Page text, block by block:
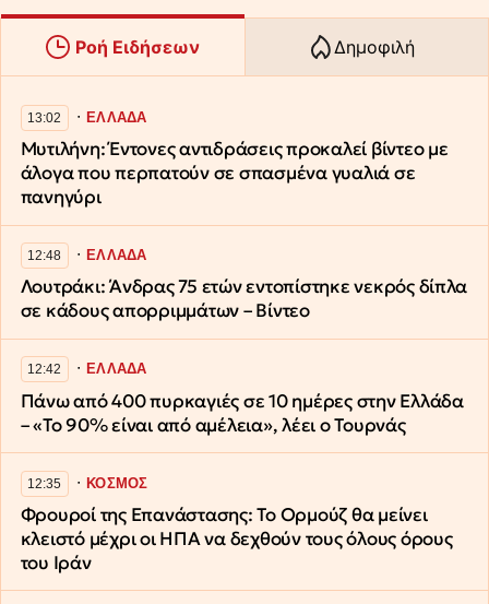
Ροή Ειδήσεων Δημοφιλή
13:02 ∙ΕΛΛΑΔΑ
Μυτιλήνη: Έντονες αντιδράσεις προκαλεί βίντεο με
άλογα που περπατούν σε σπασμένα γυαλιά σε
πανηγύρι
12:48 ∙ΕΛΛΑΔΑ
Λουτράκι: Άνδρας 75 ετών εντοπίστηκε νεκρός δίπλα
σε κάδους απορριμμάτων – Βίντεο
12:42 ∙ΕΛΛΑΔΑ
Πάνω από 400 πυρκαγιές σε 10 ημέρες στην Ελλάδα
– «Το 90% είναι από αμέλεια», λέει ο Τουρνάς
12:35 ∙ΚΟΣΜΟΣ
Φρουροί της Επανάστασης: Το Ορμούζ θα μείνει
κλειστό μέχρι οι ΗΠΑ να δεχθούν τους όλους όρους
του Ιράν